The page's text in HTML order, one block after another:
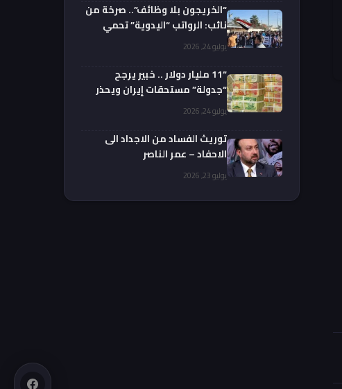
“الخريجون بلا وظائف”.. صرخة من
نائب: الرواتب “اليدوية” تحمي
الفضائيين!يوليو 24, 2026
“11 مليار دولار .. خبير يرجح
“جدولة” مستحقات إيران ويحذر
من السداد الفورييوليو 24, 2026
توريث الفساد من الاجداد الى
الاحفاد – عمر الناصر
يوليو 23, 2026